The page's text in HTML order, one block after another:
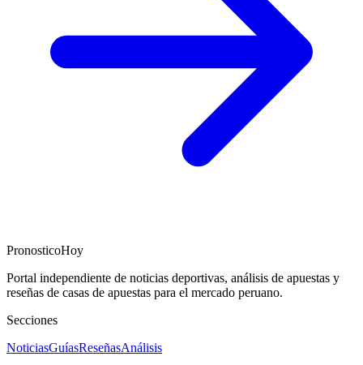
PronosticoHoy
Portal independiente de noticias deportivas, análisis de apuestas y
reseñas de casas de apuestas para el mercado peruano.
Secciones
NoticiasGuíasReseñasAnálisis